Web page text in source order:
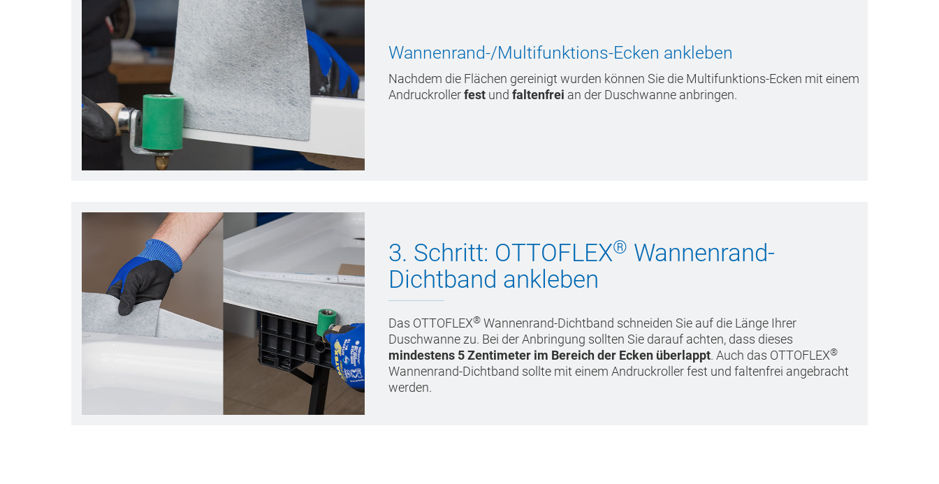
Wannenrand-/Multifunktions-Ecken ankleben
Nachdem die Flächen gereinigt wurden können Sie die Multifunktions-Ecken mit einem
Andruckrollerfest und faltenfrei an der Duschwanne anbringen.
3. Schritt: OTTOFLEX® Wannenrand-
Dichtband ankleben
Das OTTOFLEX® Wannenrand-Dichtband schneiden Sie auf die Länge Ihrer
Duschwanne zu. Bei der Anbringung sollten Sie darauf achten, dass dieses
mindestens 5 Zentimeter im Bereich der Ecken überlappt. Auch das OTTOFLEX®
Wannenrand-Dichtband sollte mit einem Andruckroller fest und faltenfrei angebracht
werden.